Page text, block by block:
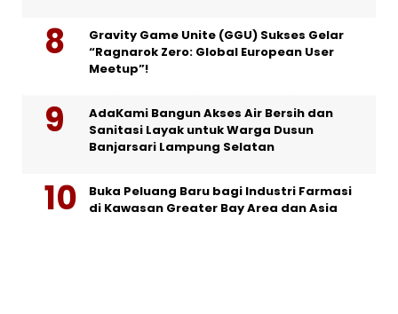
Gravity Game Unite (GGU) Sukses Gelar
“Ragnarok Zero: Global European User
Meetup”!
AdaKami Bangun Akses Air Bersih dan
Sanitasi Layak untuk Warga Dusun
Banjarsari Lampung Selatan
Buka Peluang Baru bagi Industri Farmasi
di Kawasan Greater Bay Area dan Asia